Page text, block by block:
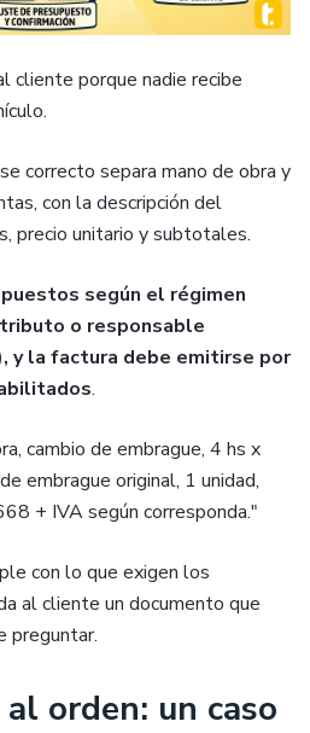
porque nadie recibe
correcto separa mano de obra y
con la descripción del
precio unitario y subtotales.
según el régimen
o responsable
y la factura debe emitirse por
.
cambio de embrague, 4 hs x
embrague original, 1 unidad,
+ IVA según corresponda."
con lo que exigen los
al cliente un documento que
preguntar.
orden: un caso